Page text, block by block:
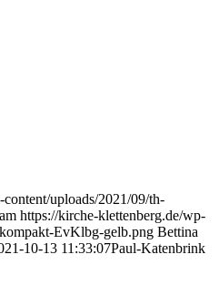
uploads/2021/09/th-
https://kirche-klettenberg.de/wp-
EvKlbg-gelb.png Bettina
10-13 11:33:07Paul-Katenbrink